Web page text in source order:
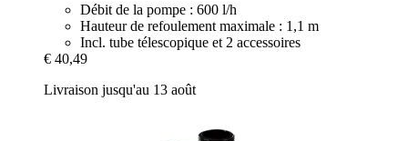
Débit de la pompe : 600 l/h
Hauteur de refoulement maximale : 1,1 m
Incl. tube télescopique et 2 accessoires
€ 40,49
Livraison jusqu'au 13 août